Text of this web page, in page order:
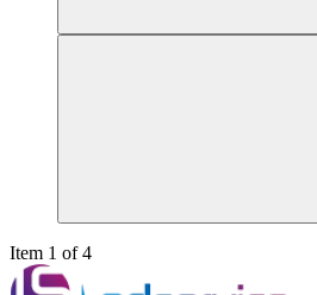
Item 1 of 4